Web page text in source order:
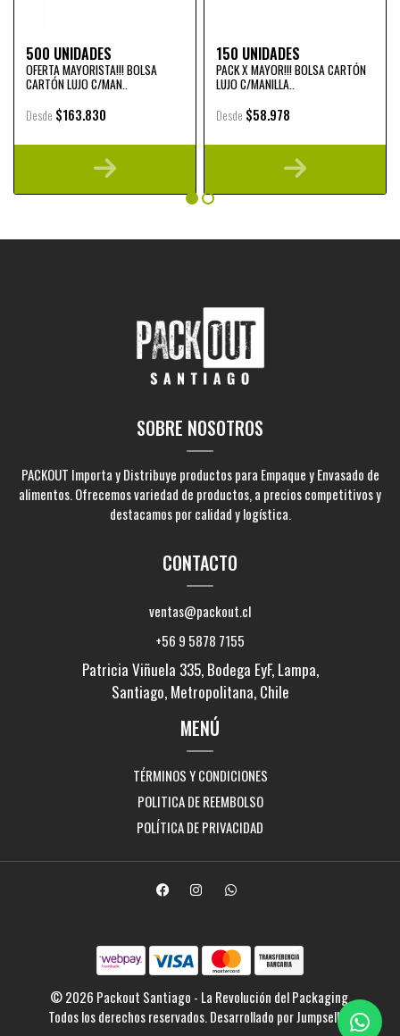
500 UNIDADES
OFERTA MAYORISTA!!! BOLSA
CARTÓN LUJO C/MAN..
Desde $163.830
150 UNIDADES
PACK X MAYOR!!! BOLSA CARTÓN
LUJO C/MANILLA..
Desde $58.978
SOBRE NOSOTROS
PACKOUT Importa y Distribuye productos para Empaque y Envasado de
alimentos. Ofrecemos variedad de productos, a precios competitivos y
destacamos por calidad y logística.
CONTACTO
ventas@packout.cl
+56 9 5878 7155
Patricia Viñuela 335, Bodega EyF, Lampa,
Santiago, Metropolitana, Chile
MENÚ
TÉRMINOS Y CONDICIONES
POLITICA DE REEMBOLSO
POLÍTICA DE PRIVACIDAD
© 2026 Packout Santiago - La Revolución del Packaging.
Todos los derechos reservados.Desarrollado por Jumpseller .